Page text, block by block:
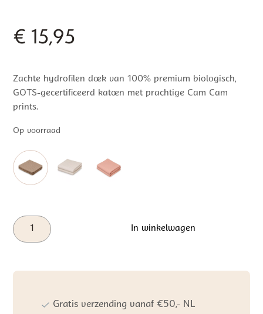
€ 15,95
Zachte hydrofilen doek van 100% premium biologisch,
GOTS-gecertificeerd katoen met prachtige Cam Cam
prints.
Op voorraad
Cam
Cam
Doeken
In winkelwagen
Gratis verzending vanaf €50,- NL